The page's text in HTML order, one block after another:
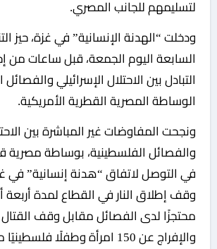
لتسليمهم للجانب المصري.
ودخلت “الهدنة الإنسانية” في غزة، حيز
السابعة اليوم الجمعة، قبل ساعات من
التبادل بين الاحتلال الإسرائيلي
الوساطة المصرية القطرية الأمريكية.
ونجحت المفاوضات غير المباشرة بين
والفصائل الفلسطينية، بوساطة مصرية
في التوصل لاتفاق “هدنة إنسانية” في
والإفراج عن 150 امرأة وطفلًا